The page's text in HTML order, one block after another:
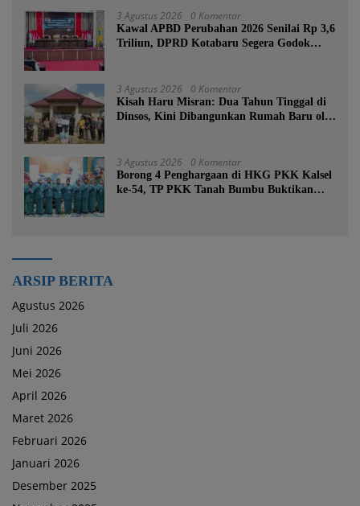
3 Agustus 2026 0 Komentar
Kawal APBD Perubahan 2026 Senilai Rp 3,6
Triliun, DPRD Kotabaru Segera Godok
3 Agustus 2026 0 Komentar
Kisah Haru Misran: Dua Tahun Tinggal di
Dinsos, Kini Dibangunkan Rumah Baru oleh
3 Agustus 2026 0 Komentar
Borong 4 Penghargaan di HKG PKK Kalsel
ke-54, TP PKK Tanah Bumbu Buktikan
ARSIP BERITA
Agustus 2026
Juli 2026
Juni 2026
Mei 2026
April 2026
Maret 2026
Februari 2026
Januari 2026
Desember 2025